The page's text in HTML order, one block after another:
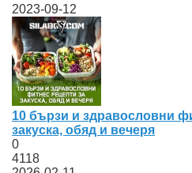
2023-09-12
10 бързи и здравословни
закуска, обяд и вечеря
0
4118